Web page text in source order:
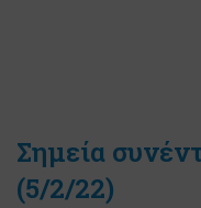
Σημεία
(5/2/22)